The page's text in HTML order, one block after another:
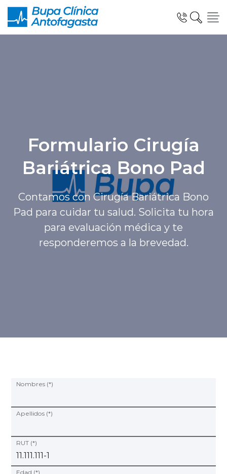
Click acá para ir directamente al contenido
Telemedicina Blua
Información al Paciente
Formulario Cirugía
Bariátrica Bono Pad
Contamos con Cirugía Bariátrica Bono
Pad para cuidar tu salud. Solicita tu hora
para evaluación médica y te
responderemos a la brevedad.
Nombres (*)
Apellidos (*)
RUT (*)
Edad (*)